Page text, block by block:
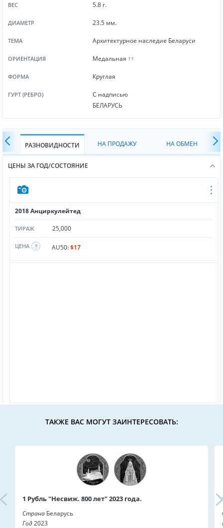
ВЕС 5.8 г.
ДИАМЕТР 23.5 мм.
ТЕМА Архитектурное наследие Беларуси
ОРИЕНТАЦИЯ Медальная ↑↑
ФОРМА Круглая
ГУРТ (РЕБРО)
С надписью
БЕЛАРУСЬ
РАЗНОВИДНОСТИ НА ПРОДАЖУ НА ОБМЕН
ЦЕНЫ ЗА ГОД/СОСТОЯНИЕ
2018 Анциркулейтед
ТИРАЖ 25,000
ЦЕНА AU50:$17
ТАКЖЕ ВАС МОГУТ ЗАИНТЕРЕСОВАТЬ:
1 Рубль "Несвиж. 800 лет" 2023 года.
Страна Беларусь
Год2023